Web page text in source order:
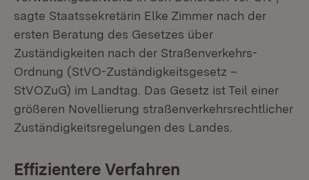
sagte Staatssekretärin Elke Zimmer nach der
ersten Beratung des Gesetzes über
Zuständigkeiten nach der Straßenverkehrs-
Ordnung (StVO-Zuständigkeitsgesetz –
StVOZuG) im Landtag. Das Gesetz ist Teil einer
größeren Novellierung straßenverkehrsrechtlicher
Zuständigkeitsregelungen des Landes.
Effizientere Verfahren